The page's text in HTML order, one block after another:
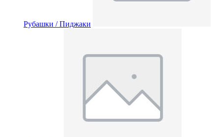
Рубашки / Пиджаки